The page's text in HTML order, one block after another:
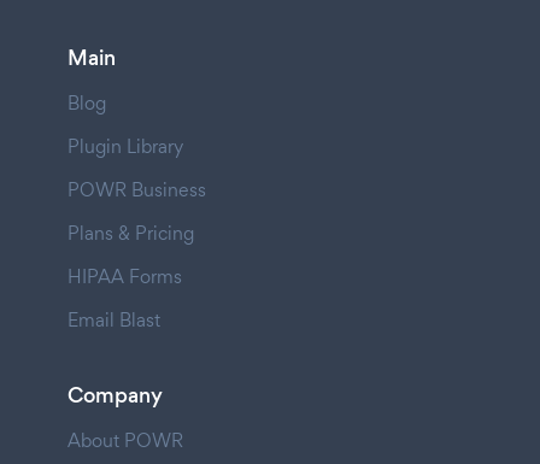
Main
Blog
Plugin Library
POWR Business
Plans & Pricing
HIPAA Forms
Email Blast
Company
About POWR